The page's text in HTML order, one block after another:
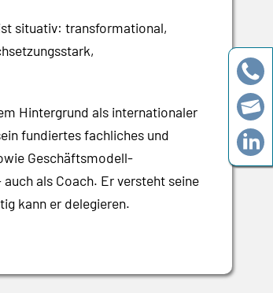
situativ: transformational,
Hintergrund als internationaler
fundiertes fachliches und
Geschäftsmodell-
als Coach. Er versteht seine
kann er delegieren.